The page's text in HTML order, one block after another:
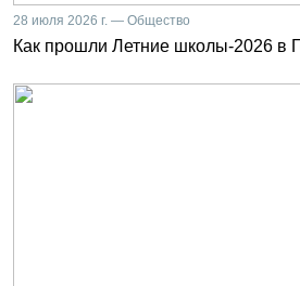
28 июля 2026 г. — Общество
Как прошли Летние школы-2026 в